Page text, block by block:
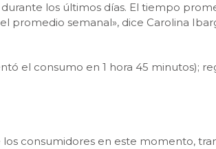
los últimos días. El tiempo
promedio semanal», dice Carolina
el consumo en 1 hora 45 minutos);
consumidores en este momento,